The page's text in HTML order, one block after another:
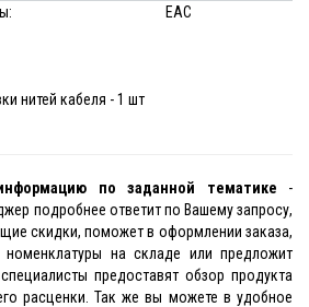
EAC
нитей кабеля - 1 шт
по заданной тематике -
подробнее ответит по Вашему запросу,
скидки, поможет в оформлении заказа,
номенклатуры на складе или предложит
предоставят обзор продукта
расценки. Так же вы можете в удобное